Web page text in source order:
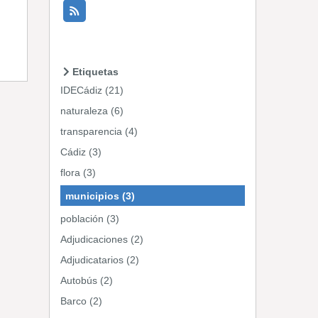
Etiquetas
IDECádiz (21)
naturaleza (6)
transparencia (4)
Cádiz (3)
flora (3)
municipios (3)
población (3)
Adjudicaciones (2)
Adjudicatarios (2)
Autobús (2)
Barco (2)